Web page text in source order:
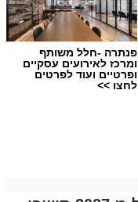
פנתרה -חלל משותף
ומרכז לאירועים עסקיים
ופרטיים ועוד לפרטים
לחצו >>